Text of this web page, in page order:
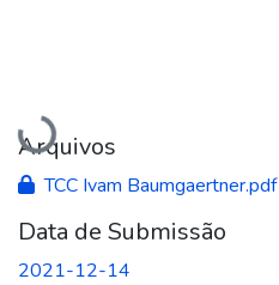
Carregando...
Arquivos
TCC Ivam Baumgaertner.pdf
Data de Submissão
2021-12-14